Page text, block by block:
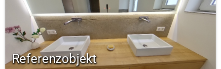
Referenzobjekt